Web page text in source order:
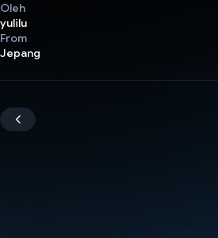
Oleh
yulilu
From
Jepang